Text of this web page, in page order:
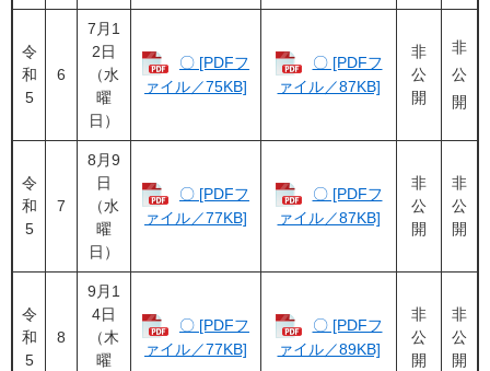
令
和
5
6
7月1
2日
（水
曜
日）
〇 [PDFフ
ァイル／75KB]
〇 [PDFフ
ァイル／87KB]
非
公
開
非
公
開
令
和
5
7
8月9
日
（水
曜
日）
〇 [PDFフ
ァイル／77KB]
〇 [PDFフ
ァイル／87KB]
非
公
開
非
公
開
令
和
5
8
9月1
4日
（木
曜
〇 [PDFフ
ァイル／77KB]
〇 [PDFフ
ァイル／89KB]
非
公
開
非
公
開